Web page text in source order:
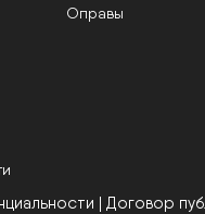
Оправы
| Договор